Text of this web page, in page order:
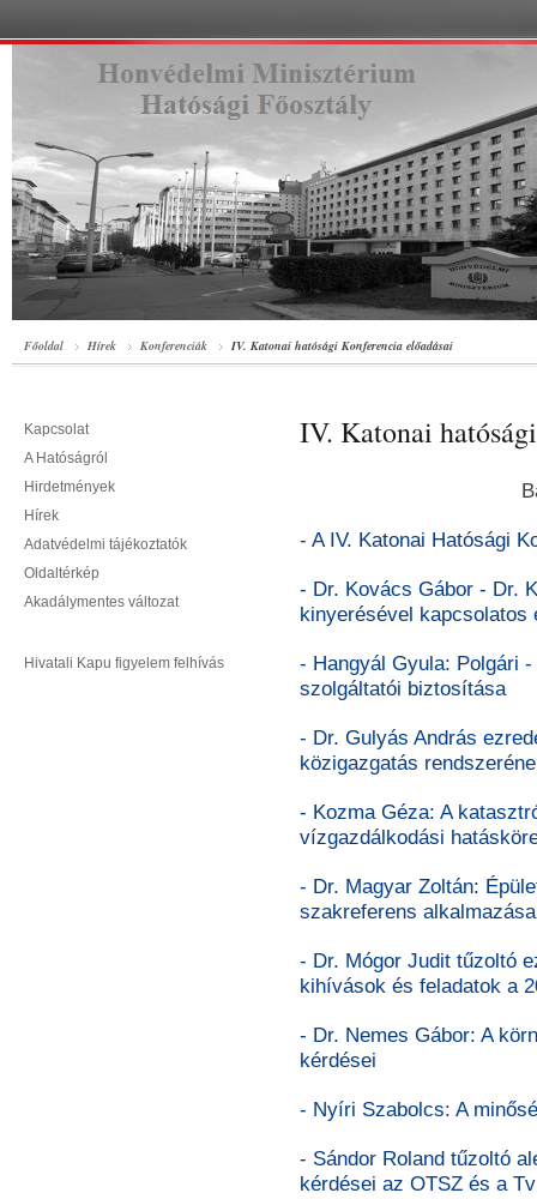
Főoldal Hírek Konferenciák IV. Katonai hatósági Konferencia előadásai
Kapcsolat
A Hatóságról
Hirdetmények
Hírek
Adatvédelmi tájékoztatók
Oldaltérkép
Akadálymentes változat
Hivatali Kapu figyelem felhívás
IV. Katonai
- A IV. Katonai Hatósági
- Dr. Kovács Gábor - Dr.
kinyerésével kapcsolatos
- Hangyál Gyula: Polgári
szolgáltatói biztosítása
- Dr. Gulyás András
közigazgatás
- Kozma Géza: A
vízgazdálkodási
- Dr. Magyar Zoltán:
szakreferens alkalmazása
- Dr. Mógor Judit tűzoltó
kihívások és feladatok a
- Dr. Nemes Gábor: A
kérdései
- Nyíri Szabolcs: A
- Sándor Roland tűzoltó
kérdései az OTSZ és a